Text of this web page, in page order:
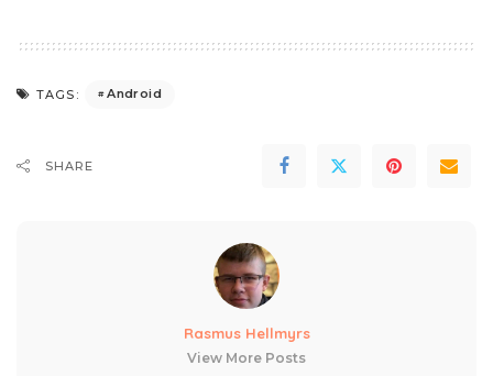
TAGS: Android
SHARE
Rasmus Hellmyrs
View More Posts